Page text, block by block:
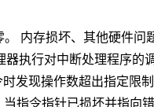
内存损坏、其他硬件问
执行对中断处理程序的
发现操作数超出指定限
指令指针已损坏并指向